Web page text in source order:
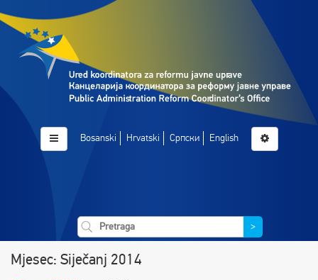
Bosanski Hrvatski Српски English
>
Mjesec: Siječanj 2014